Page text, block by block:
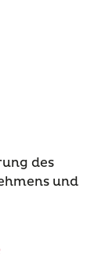
des
und